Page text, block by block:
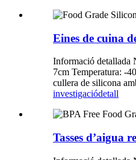
Eines de cuina
Informació detallada
7cm Temperatura: -
cullera de silicona
investigaciódetall
Tasses d’aigua